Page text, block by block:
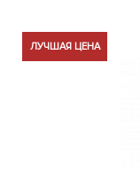
ЛУЧШАЯ ЦЕНА